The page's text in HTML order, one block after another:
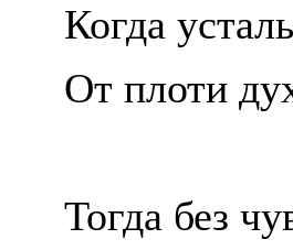
Когда
От плоти
Тогда без